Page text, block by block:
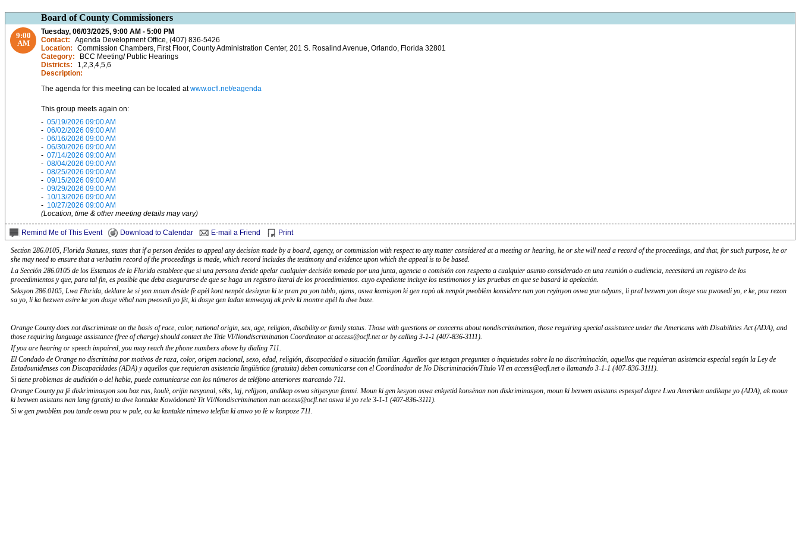
Board of County Commissioners
9:00
AM
Tuesday, 06/03/2025, 9:00 AM - 5:00 PM
Contact:
Agenda Development Office, (407) 836-5426
Location:
Commission Chambers, First Floor, County Administration Center, 201 S. Rosalind Avenue, Orlando, Florida 32801
Category:
BCC Meeting/ Public Hearings
Districts:
1,2,3,4,5,6
Description:
The agenda for this meeting can be located atwww.ocfl.net/eagenda
This group meets again on:
- 05/19/2026 09:00 AM
- 06/02/2026 09:00 AM
- 06/16/2026 09:00 AM
- 06/30/2026 09:00 AM
- 07/14/2026 09:00 AM
- 08/04/2026 09:00 AM
- 08/25/2026 09:00 AM
- 09/15/2026 09:00 AM
- 09/29/2026 09:00 AM
- 10/13/2026 09:00 AM
- 10/27/2026 09:00 AM
(Location, time & other meeting details may vary)
Remind Me of This Event Download to Calendar E-mail a Friend Print
Section 286.0105, Florida Statutes, states that if a person decides to appeal any decision made by a board, agency, or commission with respect to any matter considered at a meeting or hearing, he or she will need a record of the proceedings, and that, for such purpose, he or
she may need to ensure that a verbatim record of the proceedings is made, which record includes the testimony and evidence upon which the appeal is to be based.
La Sección 286.0105 de los Estatutos de la Florida establece que si una persona decide apelar cualquier decisión tomada por una junta, agencia o comisión con respecto a cualquier asunto considerado en una reunión o audiencia, necesitará un registro de los
procedimientos y que, para tal fin, es posible que deba asegurarse de que se haga un registro literal de los procedimientos. cuyo expediente incluye los testimonios y las pruebas en que se basará la apelación.
Seksyon 286.0105, Lwa Florida, deklare ke si yon moun deside fè apèl kont nenpòt desizyon ki te pran pa yon tablo, ajans, oswa komisyon ki gen rapò ak nenpòt pwoblèm konsidere nan yon reyinyon oswa yon odyans, li pral bezwen yon dosye sou pwosedi yo, e ke, pou rezon
sa yo, li ka bezwen asire ke yon dosye vèbal nan pwosedi yo fèt, ki dosye gen ladan temwayaj ak prèv ki montre apèl la dwe baze.
Orange County does not discriminate on the basis of race, color, national origin, sex, age, religion, disability or family status. Those with questions or concerns about nondiscrimination, those requiring special assistance under the Americans with Disabilities Act (ADA), and
those requiring language assistance (free of charge) should contact the Title VI/Nondiscrimination Coordinator at access@ocfl.net or by calling 3-1-1 (407-836-3111).
If you are hearing or speech impaired, you may reach the phone numbers above by dialing 711.
El Condado de Orange no discrimina por motivos de raza, color, origen nacional, sexo, edad, religión, discapacidad o situación familiar. Aquellos que tengan preguntas o inquietudes sobre la no discriminación, aquellos que requieran asistencia especial según la Ley de
Estadounidenses con Discapacidades (ADA) y aquellos que requieran asistencia lingüística (gratuita) deben comunicarse con el Coordinador de No Discriminación/Título VI en access@ocfl.net o llamando 3-1-1 (407-836-3111).
Si tiene problemas de audición o del habla, puede comunicarse con los números de teléfono anteriores marcando 711.
Orange County pa fè diskriminasyon sou baz ras, koulè, orijin nasyonal, sèks, laj, relijyon, andikap oswa sitiyasyon fanmi. Moun ki gen kesyon oswa enkyetid konsènan non diskriminasyon, moun ki bezwen asistans espesyal dapre Lwa Ameriken andikape yo (ADA), ak moun
ki bezwen asistans nan lang (gratis) ta dwe kontakte Kowòdonatè Tit VI/Nondiscrimination nan access@ocfl.net oswa lè yo rele 3-1-1 (407-836-3111).
Si w gen pwoblèm pou tande oswa pou w pale, ou ka kontakte nimewo telefòn ki anwo yo lè w konpoze 711.